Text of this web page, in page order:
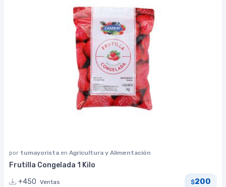
por tumayorista en Agricultura y Alimentación
Frutilla Congelada 1 Kilo
+450 Ventas $200